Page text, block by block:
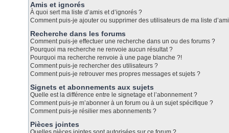
Amis et ignorés
À quoi sert ma liste d’amis et d’ignorés ?
Comment puis-je ajouter ou supprimer des utilisateurs de ma liste
Recherche dans les forums
Comment puis-je effectuer une recherche dans un ou des forums ?
Pourquoi ma recherche ne renvoie aucun résultat ?
Pourquoi ma recherche renvoie à une page blanche ?!
Comment puis-je rechercher des utilisateurs ?
Comment puis-je retrouver mes propres messages et sujets ?
Signets et abonnements aux sujets
Quelle est la différence entre le signetage et l’abonnement ?
Comment puis-je m’abonner à un forum ou à un sujet spécifique ?
Comment puis-je résilier mes abonnements ?
Pièces jointes